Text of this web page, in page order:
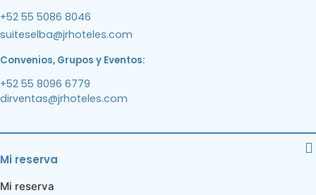
+52 55 5086 8046
suiteselba@jrhoteles.com
Convenios, Grupos y Eventos:
+52 55 8096 6779
dirventas@jrhoteles.com
Mi reserva
Mi reserva